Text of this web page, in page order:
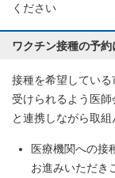
ください
ワクチン接種の予約
接種を希望してい
受けられるよう医
と連携しながら取組
医療機関への接
お進みいただき